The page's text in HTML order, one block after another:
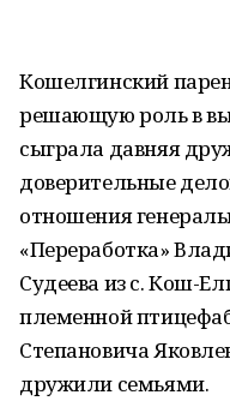
Кошелгинский
решающую роль в
сыграла давняя
доверительные
отношения
«Переработка»
Судеева из с. Кош-
племенной
Степановича
дружили семьями.